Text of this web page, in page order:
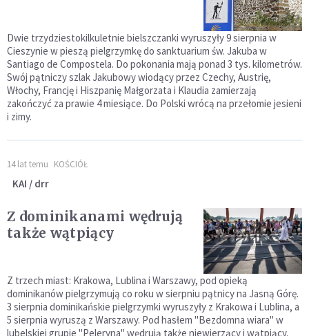
Dwie trzydziestokilkuletnie bielszczanki wyruszyły 9 sierpnia w
Cieszynie w pieszą pielgrzymkę do sanktuarium św. Jakuba w
Santiago de Compostela. Do pokonania mają ponad 3 tys. kilometrów.
Swój pątniczy szlak Jakubowy wiodący przez Czechy, Austrię,
Włochy, Francję i Hiszpanię Małgorzata i Klaudia zamierzają
zakończyć za prawie 4 miesiące. Do Polski wrócą na przełomie jesieni
i zimy.
14 lat temu KOŚCIÓŁ
KAI / drr
Z dominikanami wędrują
także wątpiący
Z trzech miast: Krakowa, Lublina i Warszawy, pod opieką
dominikanów pielgrzymują co roku w sierpniu pątnicy na Jasną Górę.
3 sierpnia dominikańskie pielgrzymki wyruszyły z Krakowa i Lublina, a
5 sierpnia wyruszą z Warszawy. Pod hasłem "Bezdomna wiara" w
lubelskiej grupie "Peleryna" wędrują także niewierzący i wątpiący.